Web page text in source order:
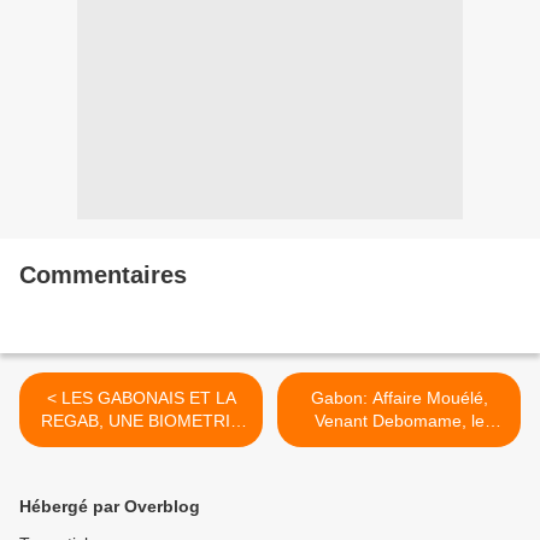
Commentaires
< LES GABONAIS ET LA
REGAB, UNE BIOMETRIE
QUI MARCHE
Gabon: Affaire Mouélé,
Venant Debomame, le
vsage d'un héros national >
Hébergé par Overblog